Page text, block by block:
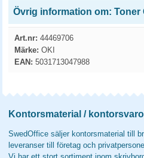
Övrig information om: Toner
Art.nr: 44469706
Märke: OKI
EAN: 5031713047988
Kontorsmaterial /
SwedOffice säljer kontorsmaterial till
leveranser till företag och